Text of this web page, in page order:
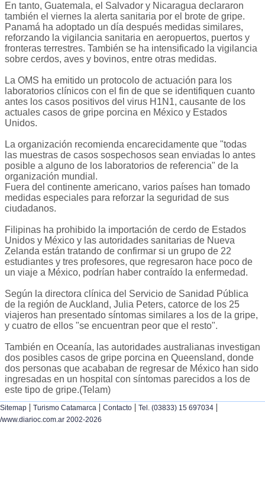
En tanto, Guatemala, el Salvador y Nicaragua declararon
también el viernes la alerta sanitaria por el brote de gripe.
Panamá ha adoptado un día después medidas similares,
reforzando la vigilancia sanitaria en aeropuertos, puertos y
fronteras terrestres. También se ha intensificado la vigilancia
sobre cerdos, aves y bovinos, entre otras medidas.
La OMS ha emitido un protocolo de actuación para los
laboratorios clínicos con el fin de que se identifiquen cuanto
antes los casos positivos del virus H1N1, causante de los
actuales casos de gripe porcina en México y Estados
Unidos.
La organización recomienda encarecidamente que "todas
las muestras de casos sospechosos sean enviadas lo antes
posible a alguno de los laboratorios de referencia" de la
organización mundial.
Fuera del continente americano, varios países han tomado
medidas especiales para reforzar la seguridad de sus
ciudadanos.
Filipinas ha prohibido la importación de cerdo de Estados
Unidos y México y las autoridades sanitarias de Nueva
Zelanda están tratando de confirmar si un grupo de 22
estudiantes y tres profesores, que regresaron hace poco de
un viaje a México, podrían haber contraído la enfermedad.
Según la directora clínica del Servicio de Sanidad Pública
de la región de Auckland, Julia Peters, catorce de los 25
viajeros han presentado síntomas similares a los de la gripe,
y cuatro de ellos "se encuentran peor que el resto".
También en Oceanía, las autoridades australianas investigan
dos posibles casos de gripe porcina en Queensland, donde
dos personas que acababan de regresar de México han sido
ingresadas en un hospital con síntomas parecidos a los de
este tipo de gripe.(Telam)
Sitemap | Turismo Catamarca | Contacto | Tel. (03833) 15 697034 |
/www.diarioc.com.ar 2002-2026